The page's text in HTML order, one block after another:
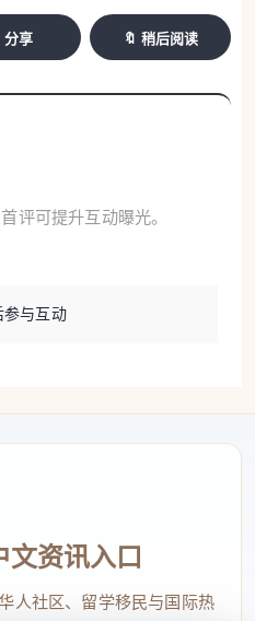
分享 🔖 稍后阅读
评可提升互动曝光。
参与互动
资讯入口
人社区、留学移民与国际热